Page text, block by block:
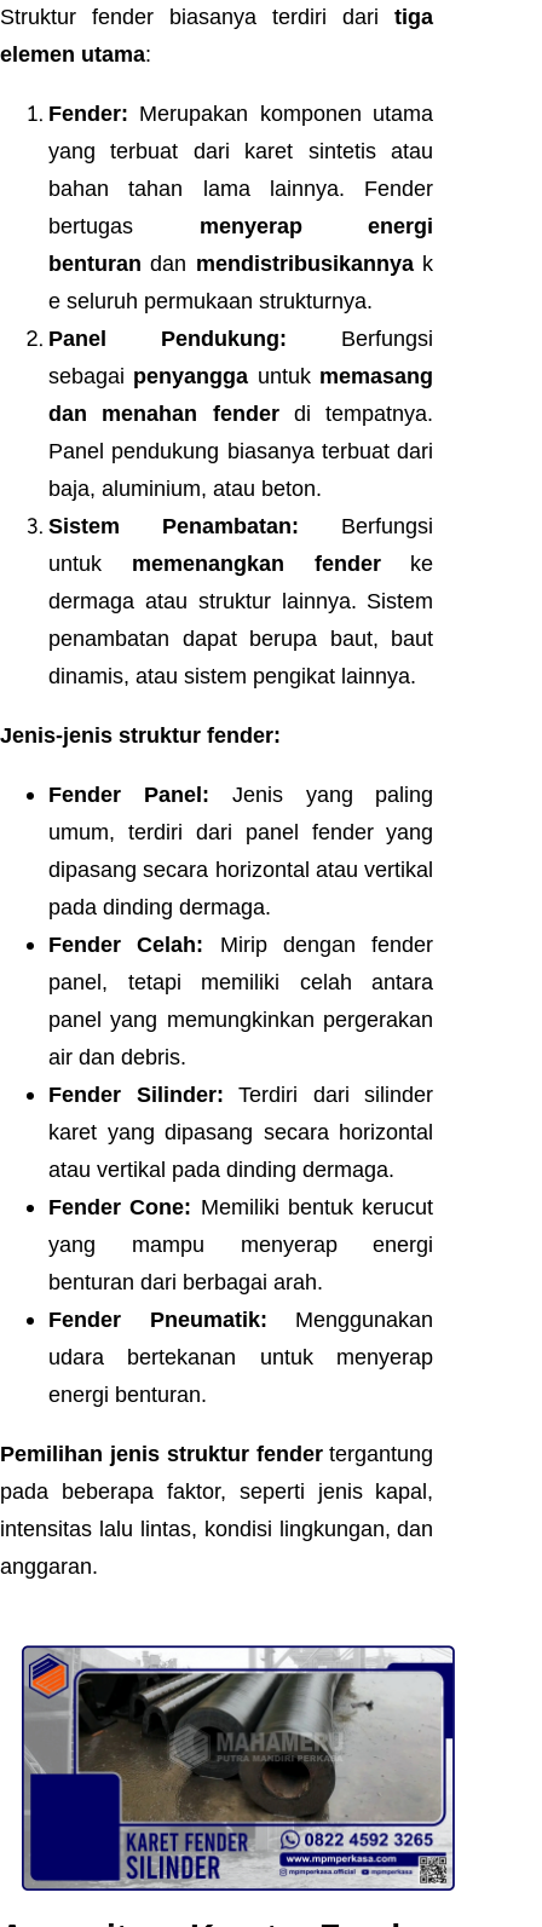
Struktur fender biasanya terdiri daritiga
elemen utama:
Fender: Merupakan komponen utama
yang terbuat dari karet sintetis atau
bahan tahan lama lainnya. Fender
bertugas menyerap energi
benturan dan mendistribusikannyak
e seluruh permukaan strukturnya.
Panel Pendukung: Berfungsi
sebagai penyangga untuk memasang
dan menahan fenderdi tempatnya.
Panel pendukung biasanya terbuat dari
baja, aluminium, atau beton.
Sistem Penambatan: Berfungsi
untuk memenangkan fenderke
dermaga atau struktur lainnya. Sistem
penambatan dapat berupa baut, baut
dinamis, atau sistem pengikat lainnya.
Jenis-jenis struktur fender:
Fender Panel: Jenis yang paling
umum, terdiri dari panel fender yang
dipasang secara horizontal atau vertikal
pada dinding dermaga.
Fender Celah: Mirip dengan fender
panel, tetapi memiliki celah antara
panel yang memungkinkan pergerakan
air dan debris.
Fender Silinder: Terdiri dari silinder
karet yang dipasang secara horizontal
atau vertikal pada dinding dermaga.
Fender Cone: Memiliki bentuk kerucut
yang mampu menyerap energi
benturan dari berbagai arah.
Fender Pneumatik: Menggunakan
udara bertekanan untuk menyerap
energi benturan.
Pemilihan jenis struktur fendertergantung
pada beberapa faktor, seperti jenis kapal,
intensitas lalu lintas, kondisi lingkungan, dan
anggaran.